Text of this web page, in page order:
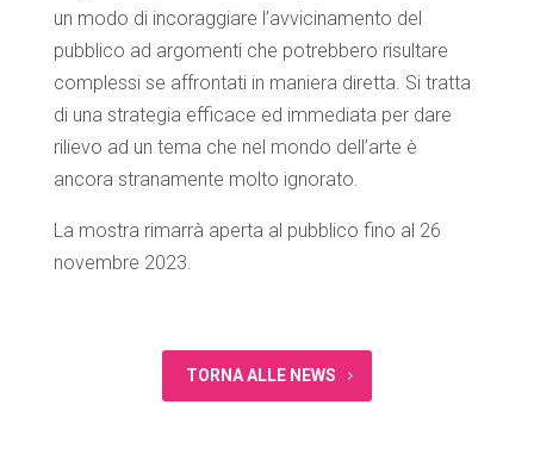
un modo di incoraggiare l’avvicinamento del
pubblico ad argomenti che potrebbero risultare
complessi se affrontati in maniera diretta. Si tratta
di una strategia efficace ed immediata per dare
rilievo ad un tema che nel mondo dell’arte è
ancora stranamente molto ignorato.
La mostra rimarrà aperta al pubblico fino al 26
novembre 2023.
TORNA ALLE NEWS